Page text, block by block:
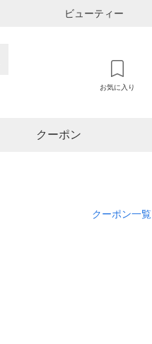
ビューティー
お気に入り
クーポン
クーポン一覧